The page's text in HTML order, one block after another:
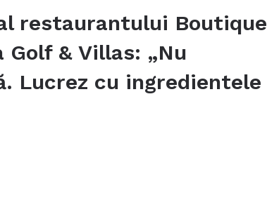
restaurantului Boutique
& Villas: „Nu
Lucrez cu ingredientele